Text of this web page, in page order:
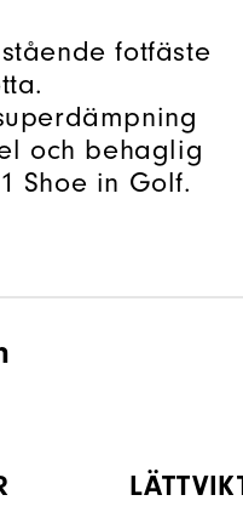
fotfäste
och behaglig
Shoe in Golf.